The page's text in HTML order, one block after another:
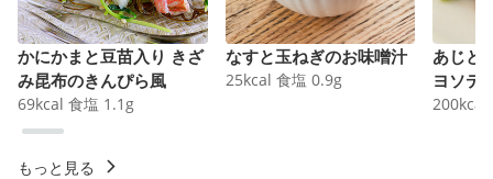
かにかまと豆苗入り きざ
み昆布のきんぴら風
69kcal 食塩 1.1 g
なすと玉ねぎのお味噌汁
25kcal 食塩 0.9g
あじと
ヨソテ
200kcal
もっと見る